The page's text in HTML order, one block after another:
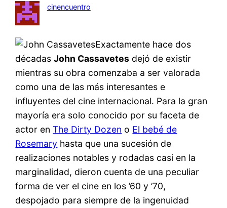
cinencuentro
Exactamente hace dos
décadasJohn Cassavetes dejó de existir
mientras su obra comenzaba a ser valorada
como una de las más interesantes e
influyentes del cine internacional. Para la gran
mayoría era solo conocido por su faceta de
actor enThe Dirty Dozen o El bebé de
Rosemary hasta que una sucesión de
realizaciones notables y rodadas casi en la
marginalidad, dieron cuenta de una peculiar
forma de ver el cine en los ’60 y ’70,
despojado para siempre de la ingenuidad